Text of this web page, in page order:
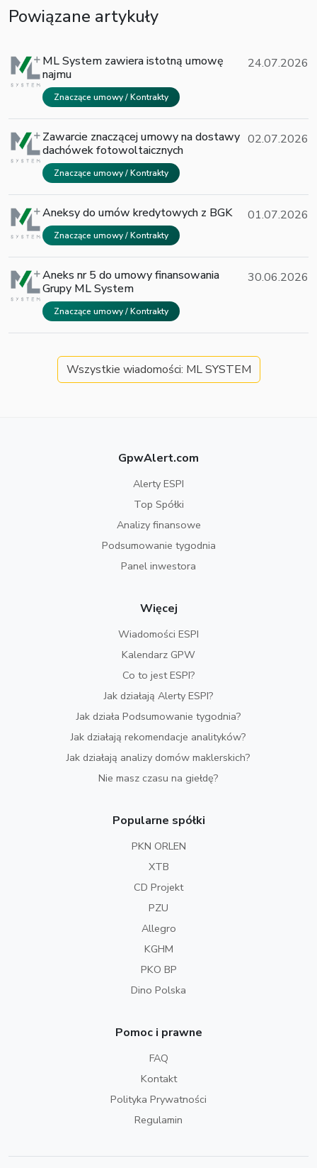
Powiązane artykuły
ML System zawiera istotną umowę
najmu
Znaczące umowy / Kontrakty
24.07.2026
Zawarcie znaczącej umowy na dostawy
dachówek fotowoltaicznych
Znaczące umowy / Kontrakty
02.07.2026
Aneksy do umów kredytowych z BGK
Znaczące umowy / Kontrakty
01.07.2026
Aneks nr 5 do umowy finansowania
Grupy ML System
Znaczące umowy / Kontrakty
30.06.2026
Wszystkie wiadomości: ML SYSTEM
GpwAlert.com
Alerty ESPI
Top Spółki
Analizy finansowe
Podsumowanie tygodnia
Panel inwestora
Więcej
Wiadomości ESPI
Kalendarz GPW
Co to jest ESPI?
Jak działają Alerty ESPI?
Jak działa Podsumowanie tygodnia?
Jak działają rekomendacje analityków?
Jak działają analizy domów maklerskich?
Nie masz czasu na giełdę?
Popularne spółki
PKN ORLEN
XTB
CD Projekt
PZU
Allegro
KGHM
PKO BP
Dino Polska
Pomoc i prawne
FAQ
Kontakt
Polityka Prywatności
Regulamin